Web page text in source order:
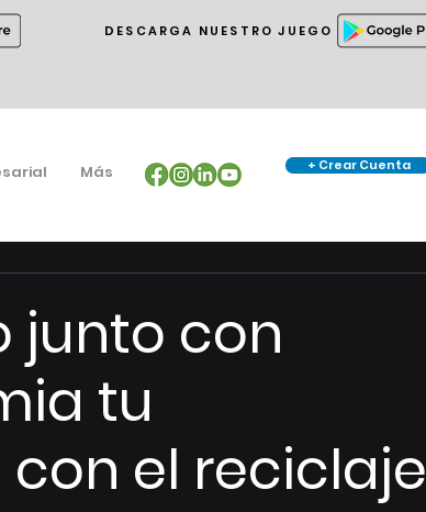
DESCARGA NUESTRO JUEGO
+ Crear Cuenta
Más
junto con
tu
el reciclaje